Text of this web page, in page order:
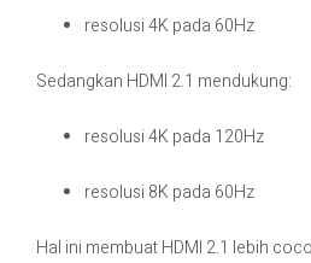
resolusi 4K pada 60Hz
Sedangkan HDMI 2.1 mendukung:
resolusi 4K pada 120Hz
resolusi 8K pada 60Hz
Hal ini membuat HDMI 2.1 lebih